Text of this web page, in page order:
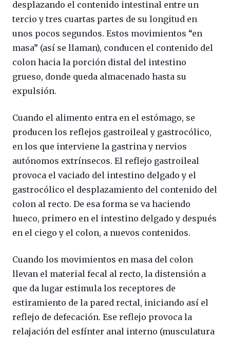
desplazando el contenido intestinal entre un
tercio y tres cuartas partes de su longitud en
unos pocos segundos. Estos movimientos “en
masa” (así se llaman), conducen el contenido del
colon hacia la porción distal del intestino
grueso, donde queda almacenado hasta su
expulsión.
Cuando el alimento entra en el estómago, se
producen los reflejos gastroileal y gastrocólico,
en los que interviene la gastrina y nervios
autónomos extrínsecos. El reflejo gastroileal
provoca el vaciado del intestino delgado y el
gastrocólico el desplazamiento del contenido del
colon al recto. De esa forma se va haciendo
hueco, primero en el intestino delgado y después
en el ciego y el colon, a nuevos contenidos.
Cuando los movimientos en masa del colon
llevan el material fecal al recto, la distensión a
que da lugar estimula los receptores de
estiramiento de la pared rectal, iniciando así el
reflejo de defecación. Ese reflejo provoca la
relajación del esfínter anal interno (musculatura